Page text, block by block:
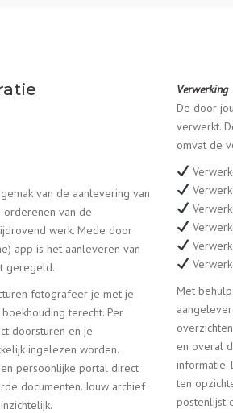
van de aanlevering van
orderenen van de
werk. Mede door
app is het aanleveren van
geregeld.
fotografeer je met je
terecht. Per
doorsturen en je
ingelezen worden.
persoonlijke portal direct
documenten. Jouw archief
Verwerking
De door
verwerkt.
omvat de
Met
en overal
informatie.
ten
postenlijst